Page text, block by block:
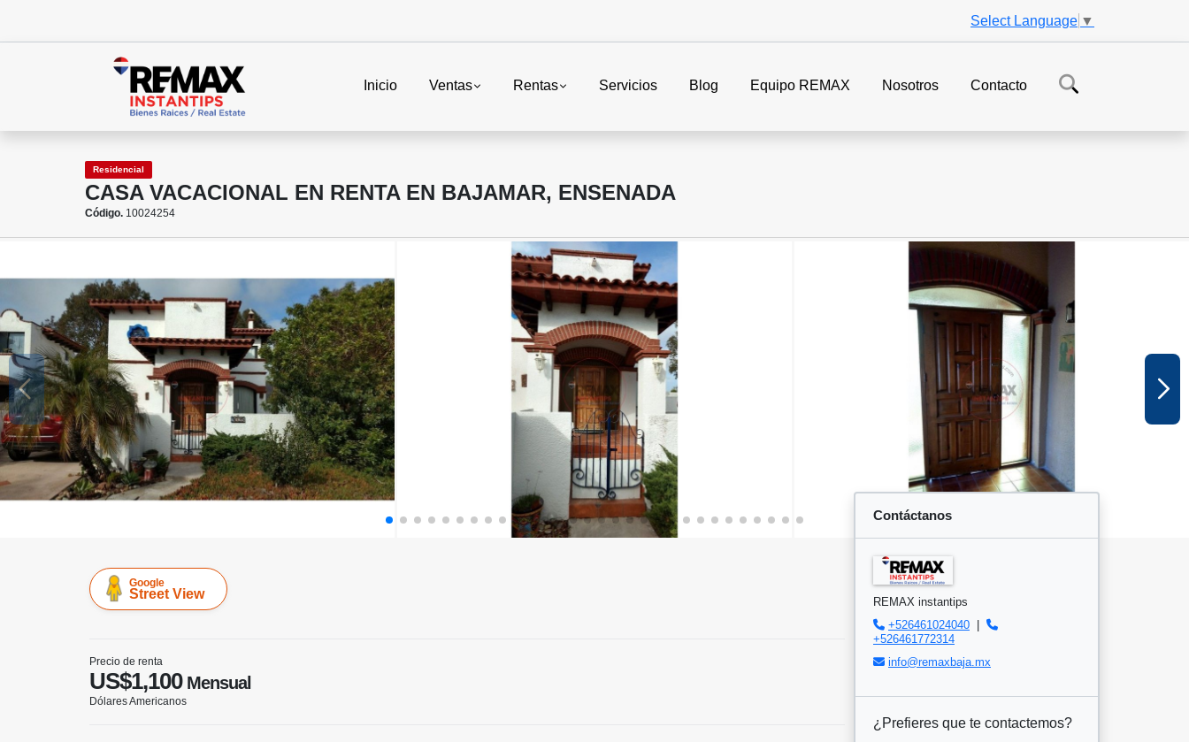
Select Language ▼
Inicio Ventas Rentas Servicios Blog Equipo REMAX Nosotros Contacto
Residencial
CASA VACACIONAL EN RENTA EN BAJAMAR, ENSENADA
Código. 10024254
Google
Street View
Precio de renta
US$1,100Mensual
Dólares Americanos
Contáctanos
REMAX instantips
+526461024040
+526461772314
info@remaxbaja.mx
¿Prefieres que te contactemos?